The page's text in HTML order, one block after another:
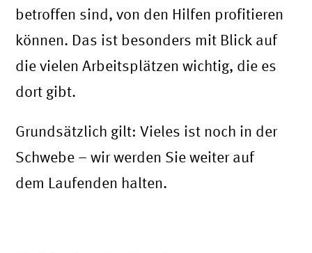
betroffen sind, von den Hilfen profitieren
können. Das ist besonders mit Blick auf
die vielen Arbeitsplätzen wichtig, die es
dort gibt.
Grundsätzlich gilt: Vieles ist noch in der
Schwebe – wir werden Sie weiter auf
dem Laufenden halten.